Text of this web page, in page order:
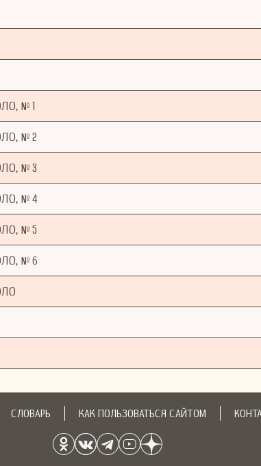
№ 1
№ 2
№ 3
№ 4
№ 5
№ 6
СЛОВАРЬ КАК ПОЛЬЗОВАТЬСЯ САЙТОМ